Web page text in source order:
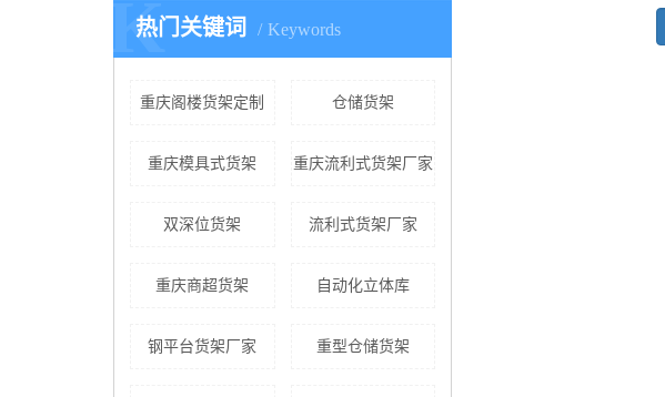
热门关键词 Keywords
K
重庆阁楼货架定制 仓储货架
重庆模具式货架 重庆流利式货架厂家
双深位货架 流利式货架厂家
重庆商超货架 自动化立体库
钢平台货架厂家 重型仓储货架